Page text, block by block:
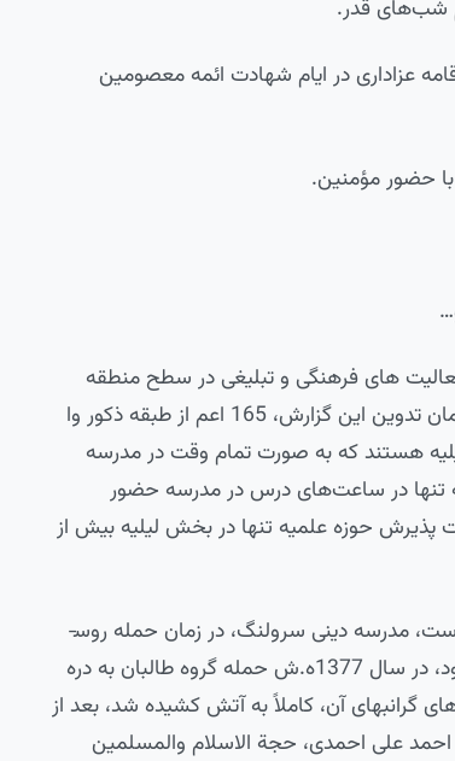
عزاداری در ایام شهادت ائمه معصومین
های فرهنگی و تبلیغی در سطح منطقه
بوده و مبلغین را به مناطق دور دست اعزام نموده است.در زمان تدوین این گزارش، 165 اعم از طبقه ذکور وا
مشغول تحصیل می‌باشند و 63 طلبه لیلیه هستند که به صورت تمام وقت در مدرسه
روزانه تنها در ساعت‌های درس در مدرسه حضور
پذیرش حوزه علمیه تنها در بخش لیلیه بیش از
ساختمان این مدرسه، چهار بار، تغییر کرده و نوسازی شده است، مدرسه دینی سرولنگ، در زمان حمله روس­
ها، در افغانستان، سد مستحکم برای حمایت از انقلابی ها بود، در سال 1377ه.ش حمله گروه طالبان به دره
گرانبهای آن، کاملاً به آتش کشیده شد، بعد از
علی احمدی، حجة الاسلام والمسلمین